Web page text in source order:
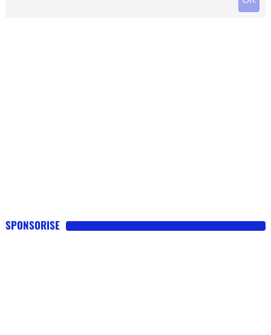
SPONSORISE